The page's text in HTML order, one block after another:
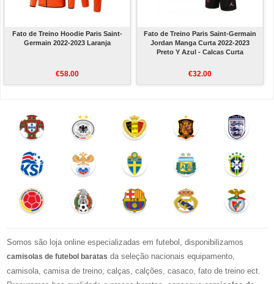
Fato de Treino Hoodie Paris Saint-
Germain 2022-2023 Laranja
€58.00
Fato de Treino Paris Saint-Germain
Jordan Manga Curta 2022-2023
Preto Y Azul - Calcas Curta
€32.00
Somos são loja online especializadas em futebol, disponibilizamos
camisolas de futebol baratas da seleção nacionais equipamento,
camisola, camisa de treino, calças, calções, casaco, fato de treino ect.